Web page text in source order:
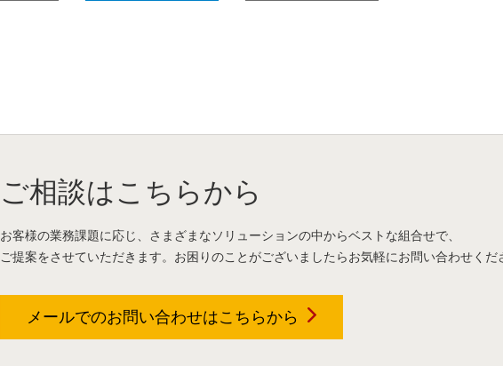
ご相談はこちらから
お客様の業務課題に応じ、さまざまなソリューションの中からベストな組合せで、
ご提案をさせていただきます。お困りのことがございましたらお気軽にお問い合わせくだ
メールでのお問い合わせはこちらから